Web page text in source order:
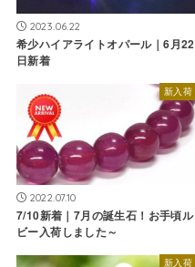
2023.06.22
希少ハイアライトオパール｜6月22
日新着
新入荷
2022.07.10
7/10新着｜7月の誕生石！お手頃ル
ビー入荷しました～
新入荷